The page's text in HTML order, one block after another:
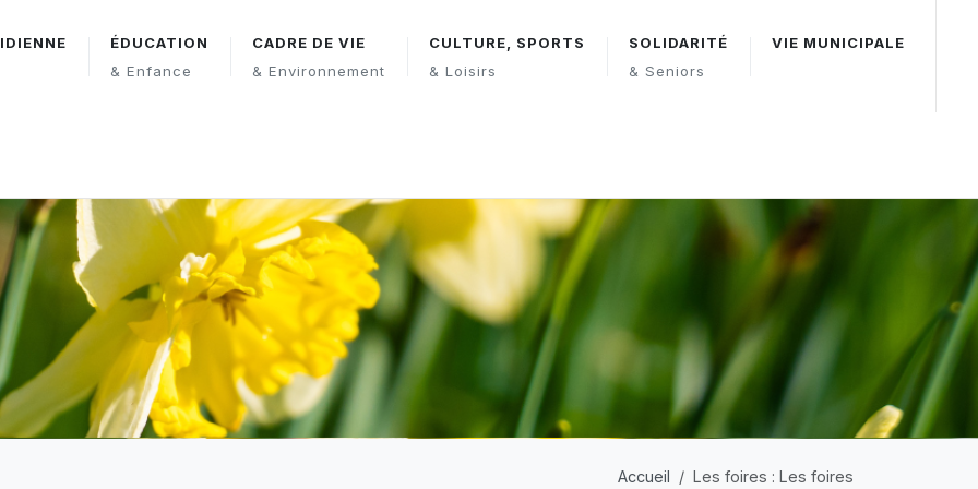
ÉDUCATION
& Enfance
CADRE DE VIE
& Environnement
CULTURE, SPORTS
& Loisirs
SOLIDARITÉ
& Seniors
VIE MUNICIPALE
Accueil Les foires : Les foires